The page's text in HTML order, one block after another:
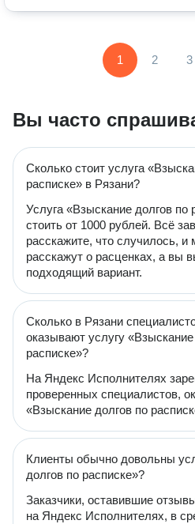
1 2 3
Вы часто
Сколько стоит услуга
расписке» в Рязани?
Услуга «Взыскание долгов по
стоить от 1000 рублей. Всё
расскажите, что случилось, и
расскажут о расценках, а вы
подходящий вариант.
Сколько в Рязани
оказывают услугу
расписке»?
На Яндекс Исполнителях
проверенных специалистов,
«Взыскание долгов по
Клиенты обычно довольны
долгов по расписке»?
Заказчики, оставившие
на Яндекс Исполнителях, в